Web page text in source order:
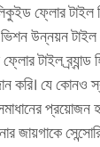
ফ্লোর টাইল
উন্নয়ন
টাইল ব্র্যান্ড
করি। যে কোনও
জায়গাকে